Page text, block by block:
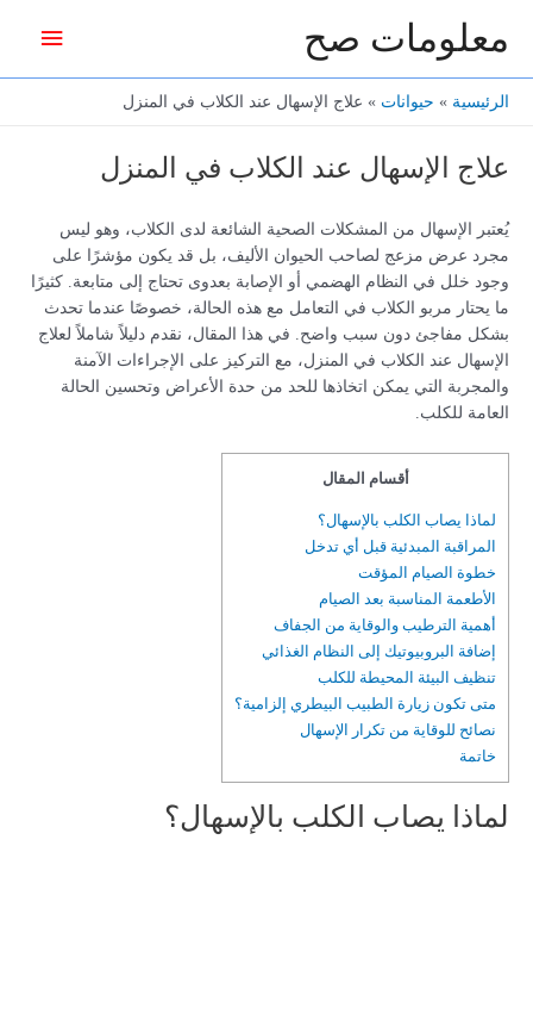
معلومات صح
الرئيسية حيوانات علاج الإسهال عند الكلاب في المنزل
علاج الإسهال عند الكلاب في المنزل
يُعتبر الإسهال من المشكلات الصحية الشائعة لدى الكلاب، وهو ليس
مجرد عرض مزعج لصاحب الحيوان الأليف، بل قد يكون مؤشرًا على
وجود خلل في النظام الهضمي أو الإصابة بعدوى تحتاج إلى متابعة. كثيرًا
ما يحتار مربو الكلاب في التعامل مع هذه الحالة، خصوصًا عندما تحدث
بشكل مفاجئ دون سبب واضح. في هذا المقال، نقدم دليلاً شاملاً لعلاج
الإسهال عند الكلاب في المنزل، مع التركيز على الإجراءات الآمنة
والمجربة التي يمكن اتخاذها للحد من حدة الأعراض وتحسين الحالة
العامة للكلب.
أقسام المقال
لماذا يصاب الكلب بالإسهال؟
المراقبة المبدئية قبل أي تدخل
خطوة الصيام المؤقت
الأطعمة المناسبة بعد الصيام
أهمية الترطيب والوقاية من الجفاف
إضافة البروبيوتيك إلى النظام الغذائي
تنظيف البيئة المحيطة للكلب
متى تكون زيارة الطبيب البيطري إلزامية؟
نصائح للوقاية من تكرار الإسهال
خاتمة
لماذا يصاب الكلب بالإسهال؟